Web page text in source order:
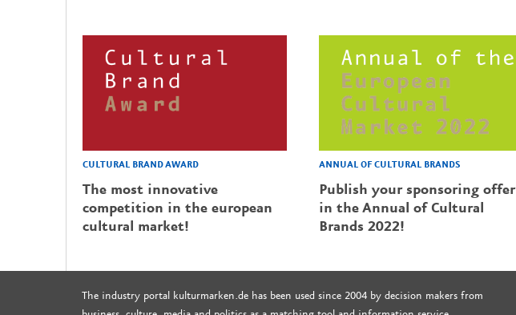
CULTURAL BRAND AWARD
The most innovative
competition in the european
cultural market!
ANNUAL OF CULTURAL BRANDS
Publish your sponsoring offer
in the Annual of Cultural
Brands 2022!
The industry portal kulturmarken.de has been used since 2004 by decision makers from